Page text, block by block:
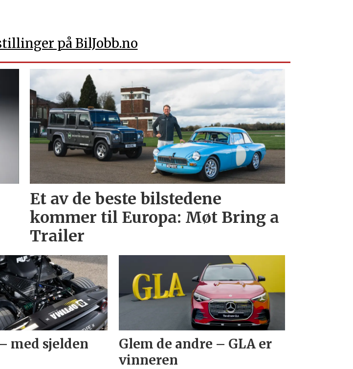
på BilJobb.no
Et av de beste bilstedene
kommer til Europa: Møt Bring a
Trailer
med sjelden
Glem de andre – GLA er
vinneren